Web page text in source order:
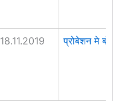
18.11.2019 प्रोबेशन मे